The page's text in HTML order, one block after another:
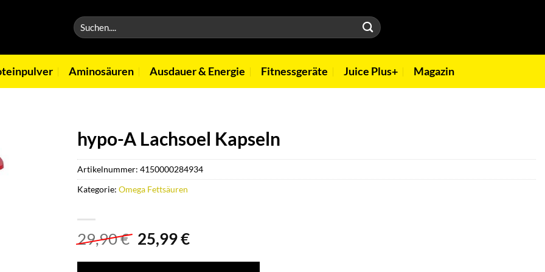
Suchen
nach:
Aminosäuren Ausdauer & Energie Fitnessgeräte Juice Plus+ Magazin
hypo-A Lachsoel Kapseln
29,90€ Ursprünglicher
25,99€Aktueller
Artikelnummer: 4150000284934
Kategorie: Omega Fettsäuren